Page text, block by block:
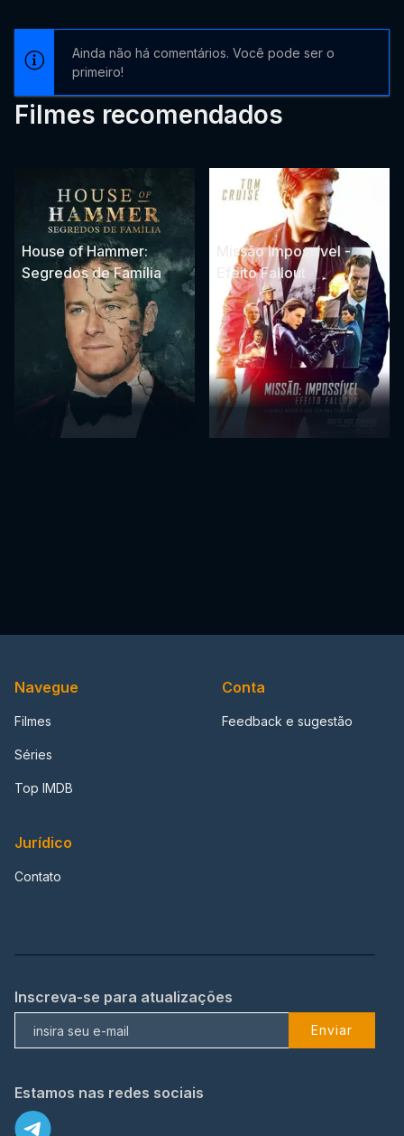
Ainda não há comentários. Você pode ser o
primeiro!
Filmes recomendados
House of Hammer:
Segredos de Família
Missão Impossível -
Efeito Fallout
Navegue
Filmes
Séries
Top IMDB
Conta
Feedback e sugestão
Jurídico
Contato
Inscreva-se para atualizações
Enviar
Estamos nas redes sociais